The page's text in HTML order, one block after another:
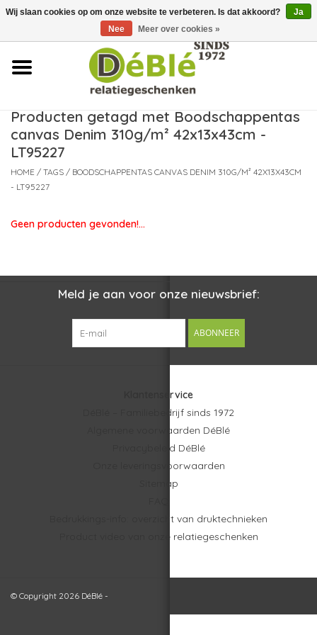
Over ons
Contact
Nieuws
Leveringsvoorwaarden
Producten getagd met Boodschappentas
canvas Denim 310g/m² 42x13x43cm -
LT95227
HOME / TAGS / BOODSCHAPPENTAS CANVAS DENIM 310G/M² 42X13X43CM
- LT95227
Geen producten gevonden!...
Meld je aan voor onze nieuwsbrief:
ABONNEER
Klantenservice
DéBlé – Familiebedrijf sinds 1972
Algemene voorwaarden DéBlé
Privacybeleid DéBlé
Onze leveringsvoorwaarden
Sitemap
Bedrukkings-info: overzicht van druktechnieken
Product video van onze relatiegeschenken
© Copyright 2026 DéBlé -
Wij slaan cookies op om onze website te verbeteren. Is dat akkoord?
Ja
Nee
Meer over cookies »